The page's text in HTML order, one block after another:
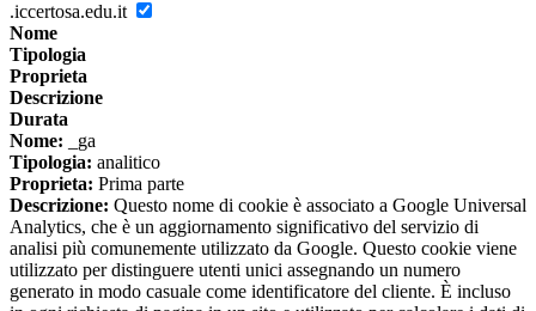
.iccertosa.edu.it
Nome
Tipologia
Proprieta
Descrizione
Durata
Nome: _ga
Tipologia: analitico
Proprieta: Prima parte
Descrizione: Questo nome di cookie è associato a Google Universal
Analytics, che è un aggiornamento significativo del servizio di
analisi più comunemente utilizzato da Google. Questo cookie viene
utilizzato per distinguere utenti unici assegnando un numero
generato in modo casuale come identificatore del cliente. È incluso